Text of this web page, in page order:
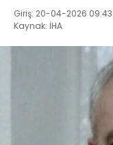
Giriş: 20-04-2026 09:43
Kaynak: İHA